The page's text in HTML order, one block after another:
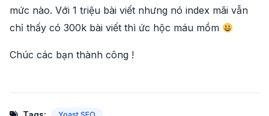
mức nào. Với 1 triệu bài viết nhưng nó index mãi vẫn
chỉ thấy có 300k bài viết thì ức hộc máu mồm
Chúc các bạn thành công !